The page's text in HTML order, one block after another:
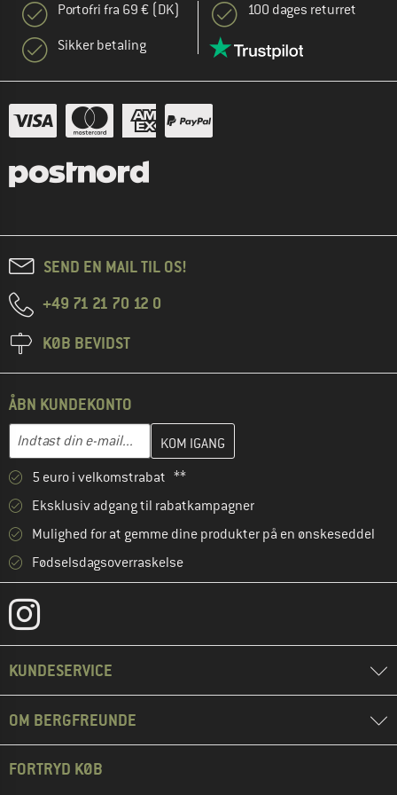
Portofri fra 69 € (DK)
Sikker betaling
100 dages returret
SEND EN MAIL TIL OS!
+49 71 21 70 12 0
KØB BEVIDST
ÅBN KUNDEKONTO
E-mail-adresse
Indtast din e-mailadresse her, og opret i næste trin din
5 euro i velkomstrabat **
Eksklusiv adgang til rabatkampagner
Mulighed for at gemme dine produkter på en ønskeseddel
Fødselsdagsoverraskelse
KUNDESERVICE
OM BERGFREUNDE
FORTRYD KØB